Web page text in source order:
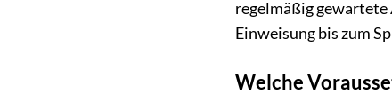
regelmäßig gewartete
Einweisung bis zum
Welche